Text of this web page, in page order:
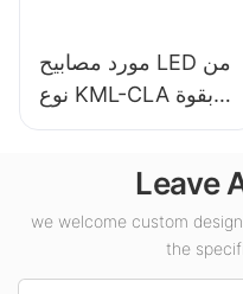
مورد مصابيح LED من
نوع KML-CLA بقوة
100 واط للأماكن
الوقود والأنفاق.
Leave
we welcome custom
the